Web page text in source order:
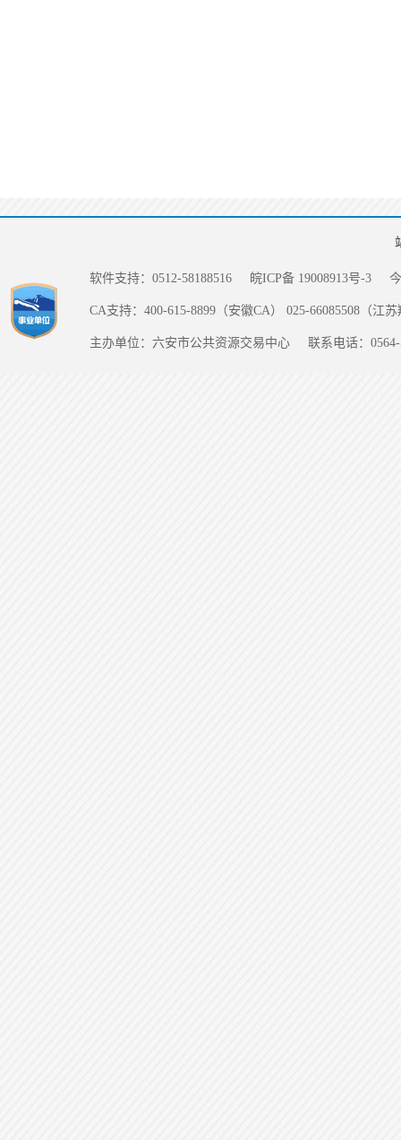
软件支持：0512-58188516 皖ICP备 19008913号-3
CA支持：400-615-8899（安徽CA） 025-66085508（江
主办单位：六安市公共资源交易中心 联系电话：0564-